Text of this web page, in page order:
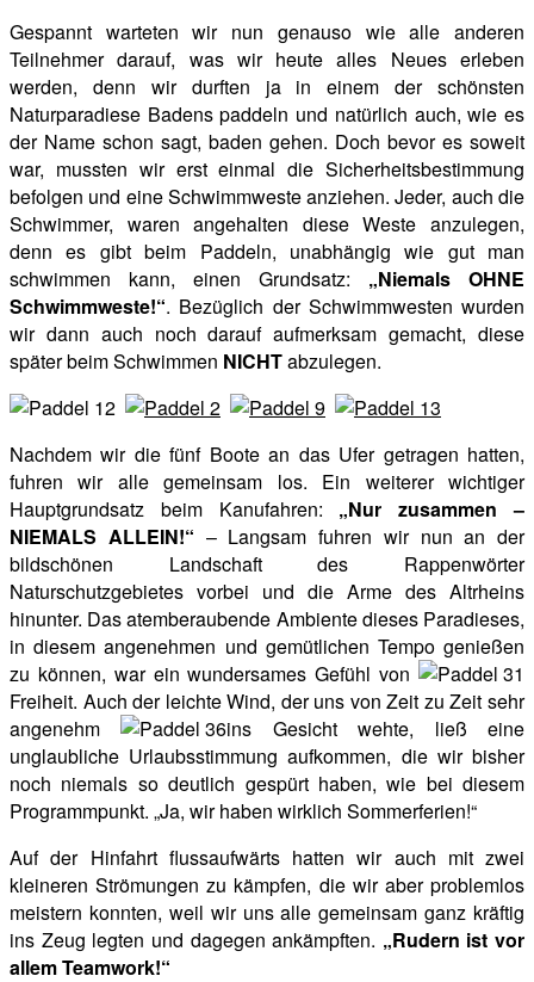
Gespannt warteten wir nun genauso wie alle anderen
Teilnehmer darauf, was wir heute alles Neues erleben
werden, denn wir durften ja in einem der schönsten
Naturparadiese Badens paddeln und natürlich auch, wie es
der Name schon sagt, baden gehen. Doch bevor es soweit
war, mussten wir erst einmal die Sicherheitsbestimmung
befolgen und eine Schwimmweste anziehen. Jeder, auch die
Schwimmer, waren angehalten diese Weste anzulegen,
denn es gibt beim Paddeln, unabhängig wie gut man
schwimmen kann, einen Grundsatz: „Niemals OHNE
Schwimmweste!“. Bezüglich der Schwimmwesten wurden
wir dann auch noch darauf aufmerksam gemacht, diese
später beim Schwimmen NICHTabzulegen.
Nachdem wir die fünf Boote an das Ufer getragen hatten,
fuhren wir alle gemeinsam los. Ein weiterer wichtiger
Hauptgrundsatz beim Kanufahren: „Nur zusammen –
NIEMALS ALLEIN!“ – Langsam fuhren wir nun an der
bildschönen Landschaft des Rappenwörter
Naturschutzgebietes vorbei und die Arme des Altrheins
hinunter. Das atemberaubende Ambiente dieses Paradieses,
in diesem angenehmen und gemütlichen Tempo genießen
zu können, war ein wundersames Gefühl von
Freiheit. Auch der leichte Wind, der uns von Zeit zu Zeit sehr
angenehm
ins Gesicht wehte, ließ eine
unglaubliche Urlaubsstimmung aufkommen, die wir bisher
noch niemals so deutlich gespürt haben, wie bei diesem
Programmpunkt. „Ja, wir haben wirklich Sommerferien!“
Auf der Hinfahrt flussaufwärts hatten wir auch mit zwei
kleineren Strömungen zu kämpfen, die wir aber problemlos
meistern konnten, weil wir uns alle gemeinsam ganz kräftig
ins Zeug legten und dagegen ankämpften. „Rudern ist vor
allem Teamwork!“